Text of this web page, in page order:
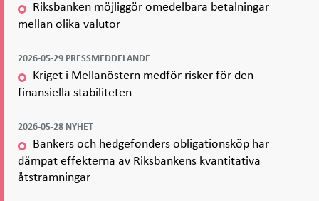
Riksbanken möjliggör omedelbara betalningar
mellan olika valutor
2026-05-29 PRESSMEDDELANDE
Kriget i Mellanöstern medför risker för den
finansiella stabiliteten
2026-05-28 NYHET
Bankers och hedgefonders obligationsköp har
dämpat effekterna av Riksbankens kvantitativa
åtstramningar